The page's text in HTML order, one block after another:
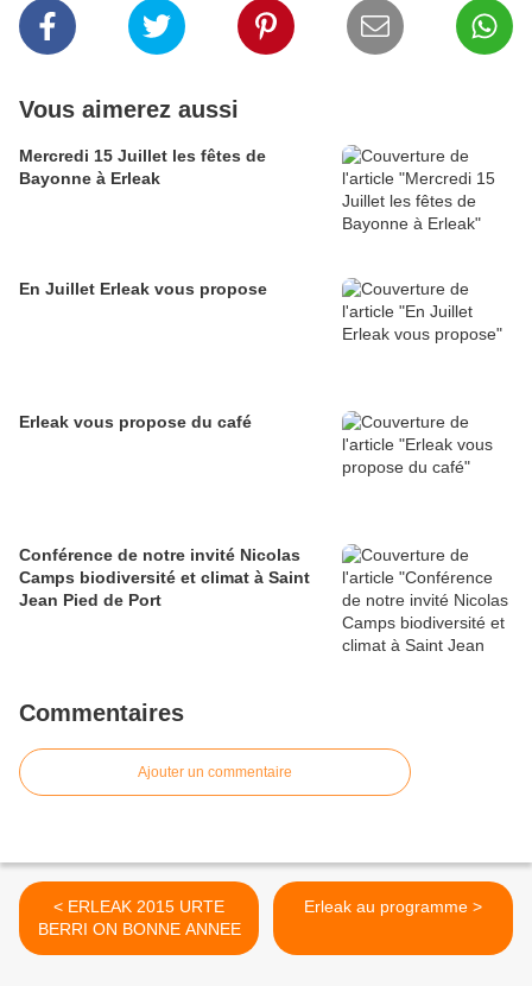
Vous aimerez aussi
Mercredi 15 Juillet les fêtes de
Bayonne à Erleak
En Juillet Erleak vous propose
Erleak vous propose du café
Conférence de notre invité Nicolas
Camps biodiversité et climat à Saint
Jean Pied de Port
Commentaires
Ajouter un commentaire
< ERLEAK 2015 URTE
BERRI ON BONNE ANNEE
Erleak au programme >